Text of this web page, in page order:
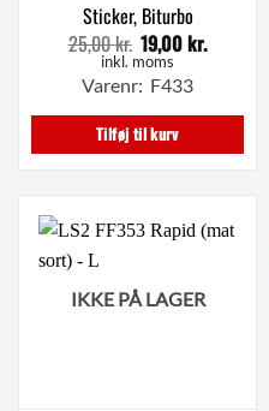
Sticker, Biturbo
25,00kr. Den
oprindelige
pris
var:
25,00 kr..
19,00kr.
19,00 kr..
inkl. moms
Varenr: F433
Tilføj til kurv
IKKE PÅ LAGER